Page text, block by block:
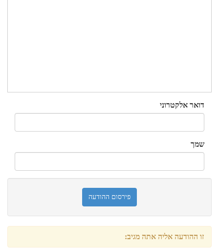
דואר אלקטרוני
שמך
זו ההודעה אליה אתה מגיב: